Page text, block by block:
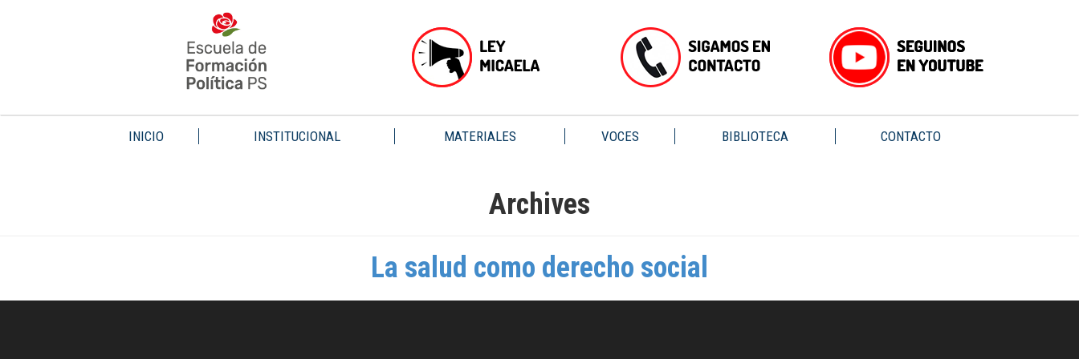
INICIO INSTITUCIONAL MATERIALES VOCES BIBLIOTECA CONTACTO
Archives
La salud como derecho social